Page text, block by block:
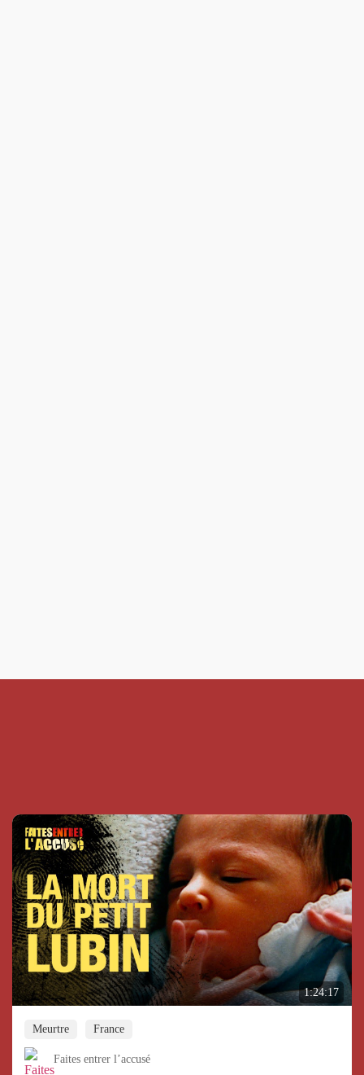
1:24:17
Meurtre France
Faites entrer l’accusé